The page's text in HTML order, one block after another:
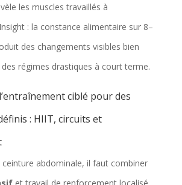
les muscles travaillés à
: la constance alimentaire sur 8–
des changements visibles bien
régimes drastiques à court terme.
ciblé pour des
: HIIT, circuits et
ceinture abdominale, il faut combiner